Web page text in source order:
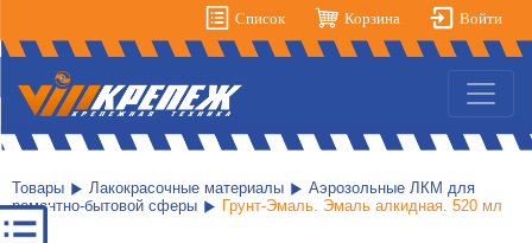
Список Корзина Войти
Товары Лакокрасочные материалы
Аэрозольные ЛКМ для
ремонтно-бытовой сферы
Грунт-Эмаль. Эмаль алкидная. 520 мл